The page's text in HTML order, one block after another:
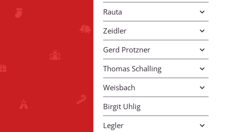
Rauta
Zeidler
Gerd Protzner
Thomas Schalling
Weisbach
Birgit Uhlig
Legler